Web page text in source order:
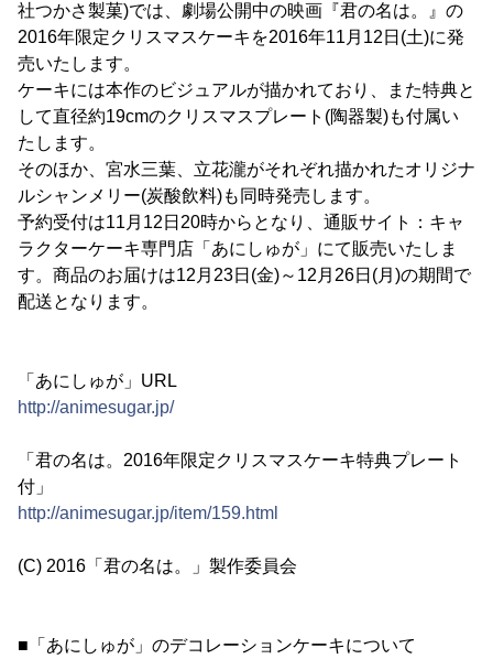
社つかさ製菓)では、劇場公開中の映画『君の名は。』の
2016年限定クリスマスケーキを2016年11月12日(土)に発
売いたします。
ケーキには本作のビジュアルが描かれており、また特典と
して直径約19cmのクリスマスプレート(陶器製)も付属い
たします。
そのほか、宮水三葉、立花瀧がそれぞれ描かれたオリジナ
ルシャンメリー(炭酸飲料)も同時発売します。
予約受付は11月12日20時からとなり、通販サイト：キャ
ラクターケーキ専門店「あにしゅが」にて販売いたしま
す。商品のお届けは12月23日(金)～12月26日(月)の期間で
配送となります。
「あにしゅが」URL
http://animesugar.jp/
「君の名は。2016年限定クリスマスケーキ特典プレート
付」
http://animesugar.jp/item/159.html
(C) 2016「君の名は。」製作委員会
■「あにしゅが」のデコレーションケーキについて